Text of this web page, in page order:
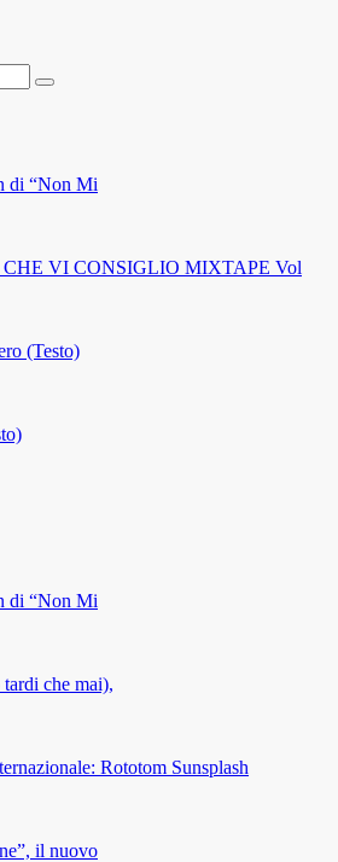
di “Non Mi
VI CONSIGLIO MIXTAPE Vol
(Testo)
di “Non Mi
che mai),
Rototom Sunsplash
il nuovo